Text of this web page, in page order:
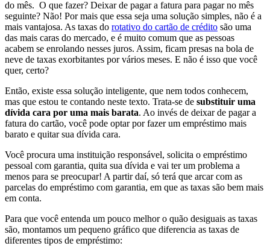
do mês. O que fazer? Deixar de pagar a fatura para pagar no mês
seguinte? Não! Por mais que essa seja uma solução simples, não é a
mais vantajosa. As taxas do rotativo do cartão de crédito são uma
das mais caras do mercado, e é muito comum que as pessoas
acabem se enrolando nesses juros. Assim, ficam presas na bola de
neve de taxas exorbitantes por vários meses. E não é isso que você
quer, certo?
Então, existe essa solução inteligente, que nem todos conhecem,
mas que estou te contando neste texto. Trata-se de substituir uma
dívida cara por uma mais barata. Ao invés de deixar de pagar a
fatura do cartão, você pode optar por fazer um empréstimo mais
barato e quitar sua dívida cara.
Você procura uma instituição responsável, solicita o empréstimo
pessoal com garantia, quita sua dívida e vai ter um problema a
menos para se preocupar! A partir daí, só terá que arcar com as
parcelas do empréstimo com garantia, em que as taxas são bem mais
em conta.
Para que você entenda um pouco melhor o quão desiguais as taxas
são, montamos um pequeno gráfico que diferencia as taxas de
diferentes tipos de empréstimo: